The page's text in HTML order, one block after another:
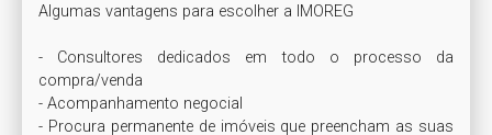
Algumas vantagens para escolher a IMOREG
- Consultores dedicados em todo o processo da
compra/venda
- Acompanhamento negocial
- Procura permanente de imóveis que preencham as suas